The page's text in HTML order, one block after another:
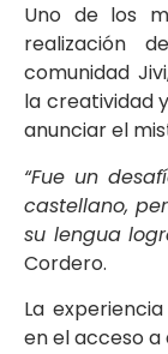
Uno de los
realización
comunidad
la creatividad
anunciar el
“Fue un
castellano,
su lengua
Cordero.
La
en el acceso a